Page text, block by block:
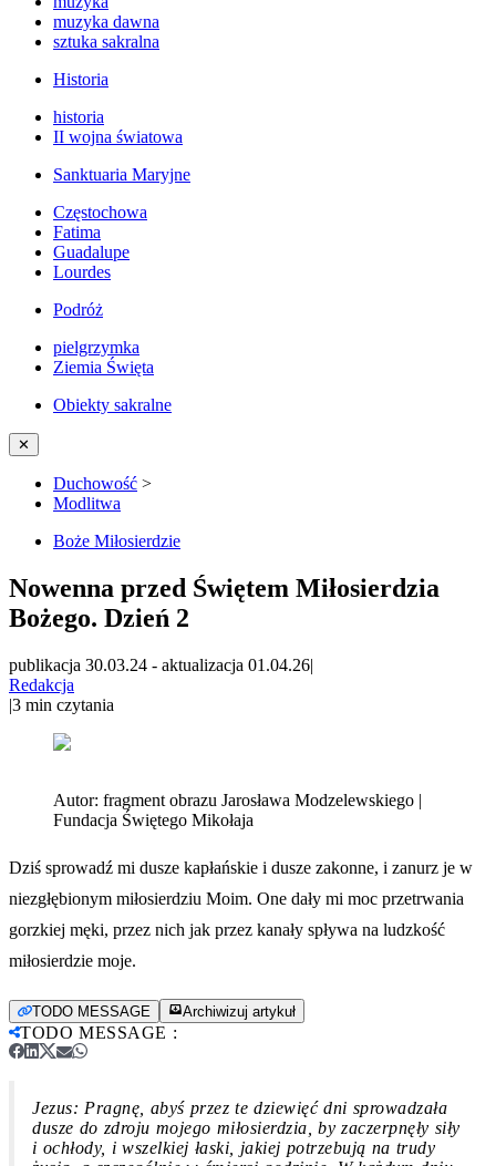
muzyka dawna
sztuka sakralna
Historia
historia
II wojna światowa
Sanktuaria Maryjne
Częstochowa
Fatima
Guadalupe
Lourdes
Podróż
pielgrzymka
Ziemia Święta
Obiekty sakralne
✕
Duchowość >
Modlitwa
Boże Miłosierdzie
Nowenna przed Świętem Miłosierdzia
Bożego. Dzień 2
publikacja 30.03.24 - aktualizacja 01.04.26|
Redakcja
|3 min czytania
Autor: fragment obrazu Jarosława Modzelewskiego |
Fundacja Świętego Mikołaja
Dziś sprowadź mi dusze kapłańskie i dusze zakonne, i zanurz je w
niezgłębionym miłosierdziu Moim. One dały mi moc przetrwania
gorzkiej męki, przez nich jak przez kanały spływa na ludzkość
miłosierdzie moje.
TODO MESSAGE Archiwizuj artykuł
TODO MESSAGE :
Jezus: Pragnę, abyś przez te dziewięć dni sprowadzała
dusze do zdroju mojego miłosierdzia, by zaczerpnęły siły
i ochłody, i wszelkiej łaski, jakiej potrzebują na trudy